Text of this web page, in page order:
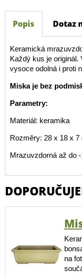
Popis Dotaz
Keramická
Každý kus je originál.
vysoce odolná i proti
Miska je bez
Parametry:
Materiál: keramika
Rozměry: 28 x 18 x 7
Mrazuvzdorná až do -
na